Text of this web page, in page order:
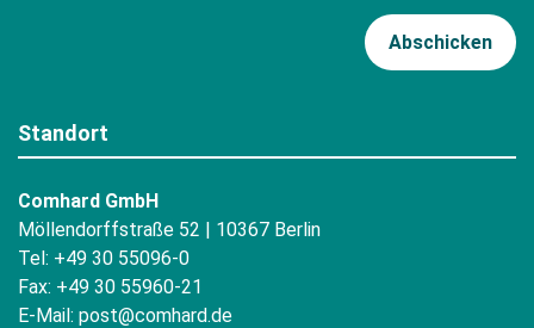
Standort
Comhard GmbH
Möllendorffstraße 52 | 10367 Berlin
Tel: +49 30 55096-0
Fax: +49 30 55960-21
E-Mail: post@comhard.de